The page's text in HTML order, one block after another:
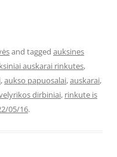
and tagged auksines
auskarai rinkutes,
,aukso papuosalai,auskarai,
dirbiniai, rinkute is
05/16.